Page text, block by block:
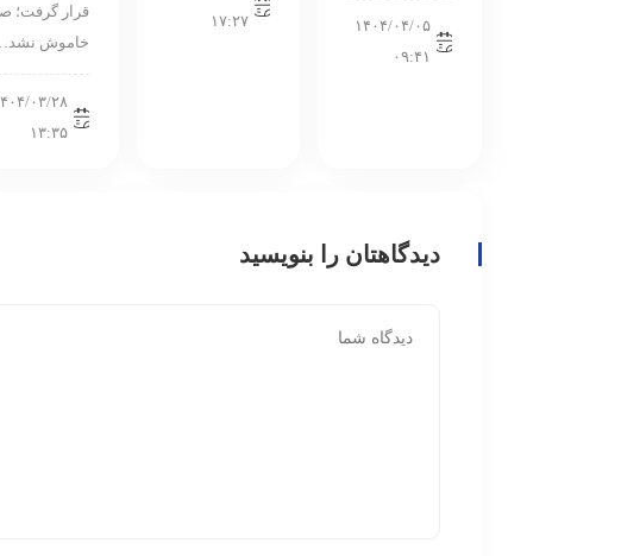
۱۴۰۴/۰۴/۰۵
۰۹:۴۱
۱۷:۲۷
قرار گرفت؛
خاموش نشد…
۱۴۰۴/۰۳/
۱۳:۳۵
دیدگاهتان را بنویسید